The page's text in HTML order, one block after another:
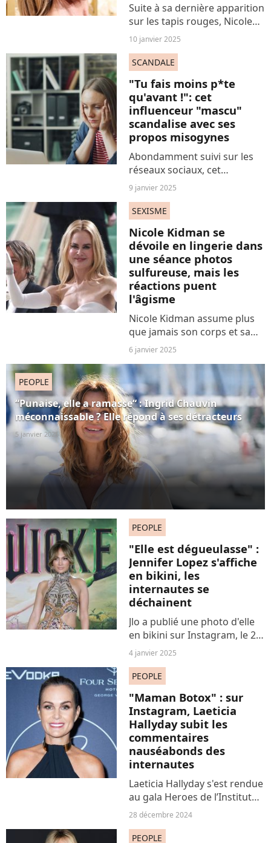
Suite à sa dernière apparition
sur les tapis rouges, Nicole
Kidman fait l'objet des
remarques les plus détaillées
sur ses cheveux. Car c'est une
véritable obsession pour les
internautes,...
10 janvier 2025
SCANDALE
"Tu fais moins p*te
qu'avant !": cet
influenceur "mascu"
scandalise avec ses
propos misogynes
Abondamment suivi sur les
réseaux sociaux, cet
influenceur ne manque
jamais de faire réagir avec
ces déclarations à la
misogynie plutôt
décomplexée. Et récemment
encore...
9 janvier 2025
SEXISME
Nicole Kidman se
dévoile en lingerie dans
une séance photos
sulfureuse, mais les
réactions puent
l'âgisme
Nicole Kidman assume plus
que jamais son corps et sa
sexualité, à 57 ans. A l'affiche
d'un thriller très provocateur,
elle se met à nu pour W
Magazine... Mais les sexistes
sont de...
6 janvier 2025
PEOPLE
“Punaise, elle a ramasse“ : Ingrid Chauvin
méconnaissable ? Elle répond à ses détracteurs
5 janvier 2025
PEOPLE
"Elle est dégueulasse" :
Jennifer Lopez s'affiche
en bikini, les
internautes se
déchainent
Jlo a publié une photo d'elle
en bikini sur Instagram, le 2
janvier. Republiée par le
tabloïd TMZ, la photo
provoque des commentaires
nauséabonds de la part des
internautes.
4 janvier 2025
PEOPLE
"Maman Botox" : sur
Instagram, Laeticia
Hallyday subit les
commentaires
nauséabonds des
internautes
Laeticia Hallyday s'est rendue
au gala Heroes de l’Institut
Imagine, le 23 septembre.
cette soirée a été publiée sur
28 décembre 2024
PEOPLE